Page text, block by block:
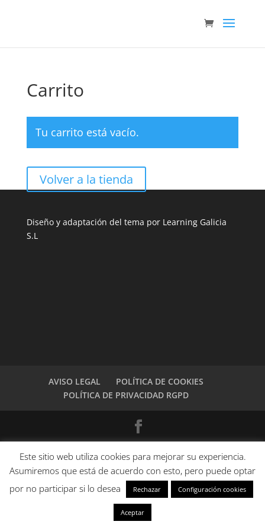
Carrito
Tu carrito está vacío.
Volver a la tienda
Diseño y adaptación del tema por Learning Galicia
S.L
AVISO LEGAL
POLÍTICA DE COOKIES
POLÍTICA DE PRIVACIDAD RGPD
Este sitio web utiliza cookies para mejorar su experiencia.
Asumiremos que está de acuerdo con esto, pero puede optar
por no participar si lo desea
Rechazar Configuración cookies
Aceptar